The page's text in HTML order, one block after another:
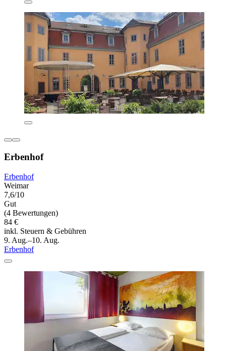
Erbenhof
Erbenhof
Weimar
7,6/10
Gut
(4 Bewertungen)
84 €
inkl. Steuern & Gebühren
9. Aug.–10. Aug.
Erbenhof